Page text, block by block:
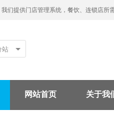
们提供门店管理系统，餐饮、连锁店所
站
网站首页 关于我